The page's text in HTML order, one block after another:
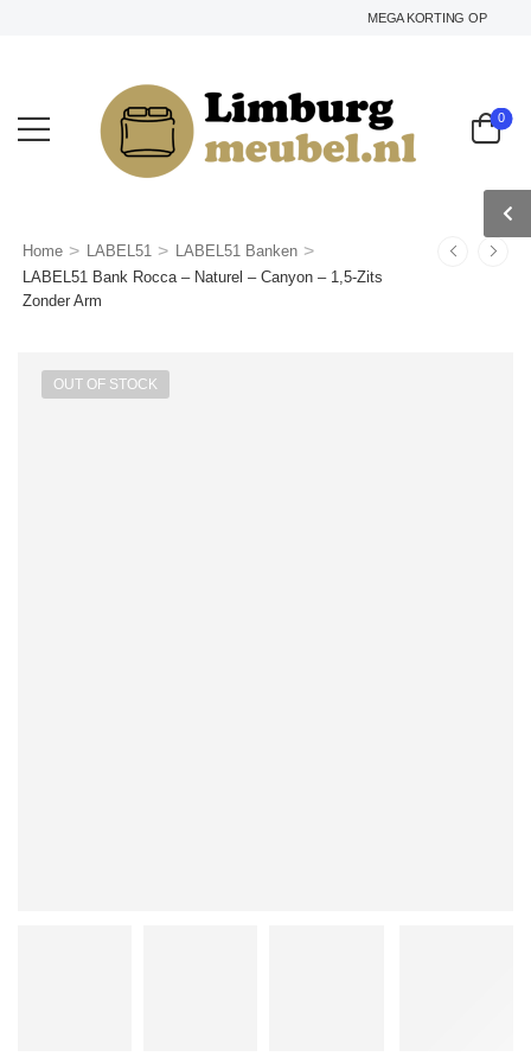
MEGA KORTING OP HET
0
Home > LABEL51 > LABEL51 Banken >
LABEL51 Bank Rocca – Naturel – Canyon – 1,5-Zits
Zonder Arm
OUT OF STOCK